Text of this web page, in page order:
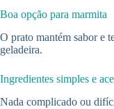
Boa opção para marmita
O prato mantém sabor e
geladeira.
Ingredientes simples e
Nada complicado ou